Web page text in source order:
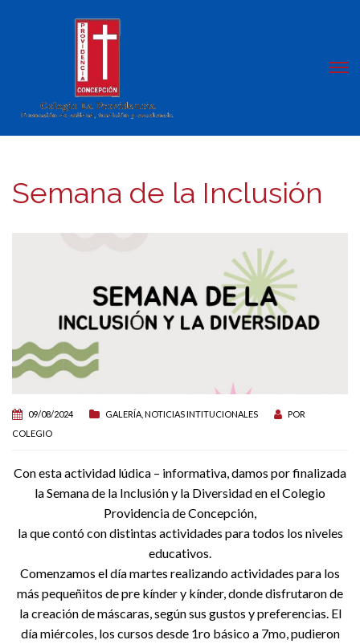
Semana de la Inclusión
09/08/2024 GALERÍA NOTICIAS INTITUCIONALES
POR
COLEGIO
Con esta actividad lúdica – informativa, damos por finalizada
la Semana de la Inclusión y la Diversidad en el Colegio
Providencia de Concepción,
la que contó con distintas actividades para todos los niveles
educativos.
Comenzamos el día martes realizando actividades para los
más pequeñitos de pre kínder y kínder, donde disfrutaron de
la creación de máscaras, según sus gustos y preferencias. El
día miércoles, los cursos desde 1ro básico a 7mo, pudieron